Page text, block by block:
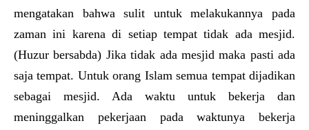
mengatakan bahwa sulit untuk melakukannya pada
zaman ini karena di setiap tempat tidak ada mesjid.
(Huzur bersabda) Jika tidak ada mesjid maka pasti ada
saja tempat. Untuk orang Islam semua tempat dijadikan
sebagai mesjid. Ada waktu untuk bekerja dan
meninggalkan pekerjaan pada waktunya bekerja